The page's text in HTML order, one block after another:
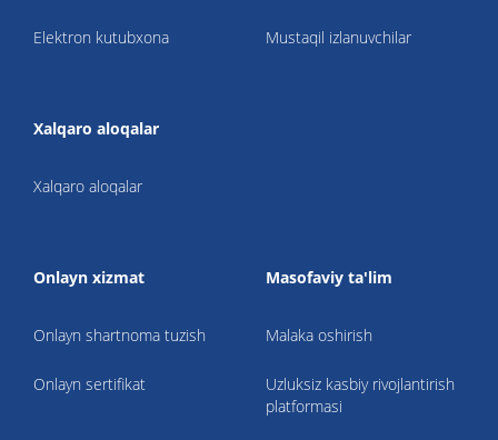
Elektron kutubxona Mustaqil izlanuvchilar
Xalqaro aloqalar
Xalqaro aloqalar
Onlayn xizmat
Onlayn shartnoma tuzish
Onlayn sertifikat
Masofaviy ta'lim
Malaka oshirish
Uzluksiz kasbiy rivojlantirish
platformasi